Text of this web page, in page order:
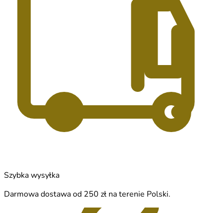
Szybka wysyłka
Darmowa dostawa od 250 zł na terenie Polski.